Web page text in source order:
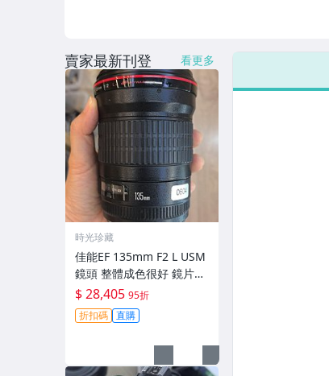
賣家最新刊登 看更多
時光珍藏
佳能EF 135mm F2 L USM
鏡頭 整體成色很好 鏡片完
美無劃痕 功能一切正常 無
拆修無-3430
$ 28,405 95折
折扣碼 直購